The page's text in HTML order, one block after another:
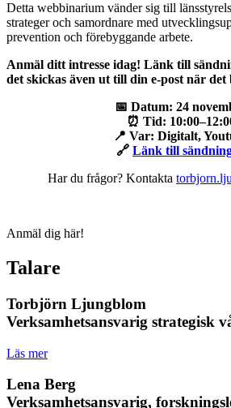
Detta webbinarium vänder sig till
strateger och samordnare med
prevention och förebyggande arbete.
Anmäl ditt intresse idag! Länk till
det skickas även ut till din e-post när
📅 Datum: 24
⏰ Tid:
📍 Var: Digitalt,
🔗 Länk till
Har du frågor? Kontakta
Anmäl dig här!
Talare
Torbjörn Ljungblom
Verksamhetsansvarig strategisk
Läs mer
Lena Berg
Verksamhetsansvarig,